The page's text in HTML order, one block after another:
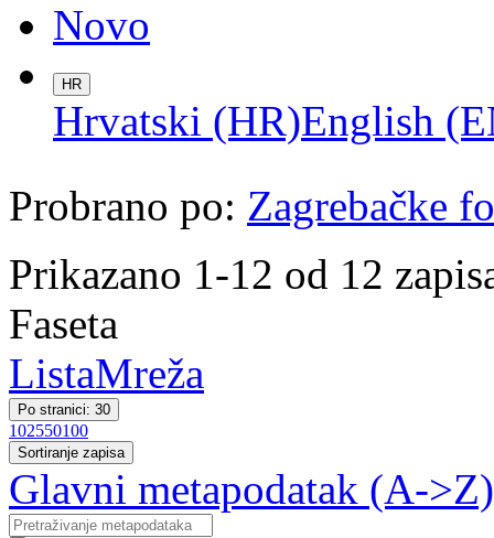
Novo
HR
Hrvatski (HR)English
Probrano po: Zagrebačke
Prikazano 1-12 od 12
Faseta
ListaMreža
Po stranici: 30
102550100
Sortiranje zapisa
Glavni metapodatak (A->Z)